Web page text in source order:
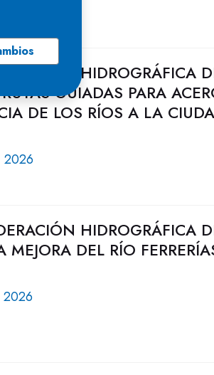
HIDROGRÁFICA
GUIADAS PARA
DE LOS RÍOS A LA
2026
HIDROGRÁFICA
MEJORA DEL RÍO
2026